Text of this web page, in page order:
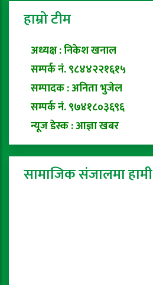
हाम्रो टीम
अध्यक्ष : निकेश खनाल
सम्पर्क नं. ९८४४२२१६१५
सम्पादक : अनिता भुजेल
सम्पर्क नं. ९७४१८०३६९६
न्यूज डेस्क : आज्ञा खबर
सामाजिक संजालमा हामी